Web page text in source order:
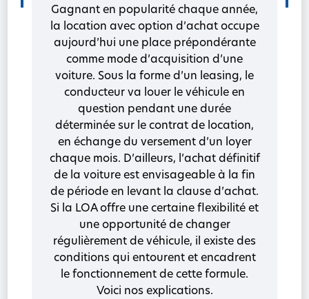
Gagnant en popularité chaque année,
la location avec option d’achat occupe
aujourd’hui une place prépondérante
comme mode d’acquisition d’une
voiture. Sous la forme d’un leasing, le
conducteur va louer le véhicule en
question pendant une durée
déterminée sur le contrat de location,
en échange du versement d’un loyer
chaque mois. D’ailleurs, l’achat définitif
de la voiture est envisageable à la fin
de période en levant la clause d’achat.
Si la LOA offre une certaine flexibilité et
une opportunité de changer
régulièrement de véhicule, il existe des
conditions qui entourent et encadrent
le fonctionnement de cette formule.
Voici nos explications.